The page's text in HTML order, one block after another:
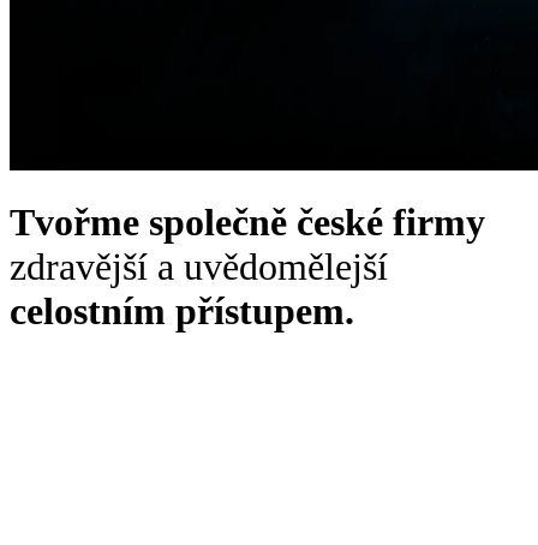
Tvořme společně české firmy
zdravější a uvědomělejší
celostním přístupem.